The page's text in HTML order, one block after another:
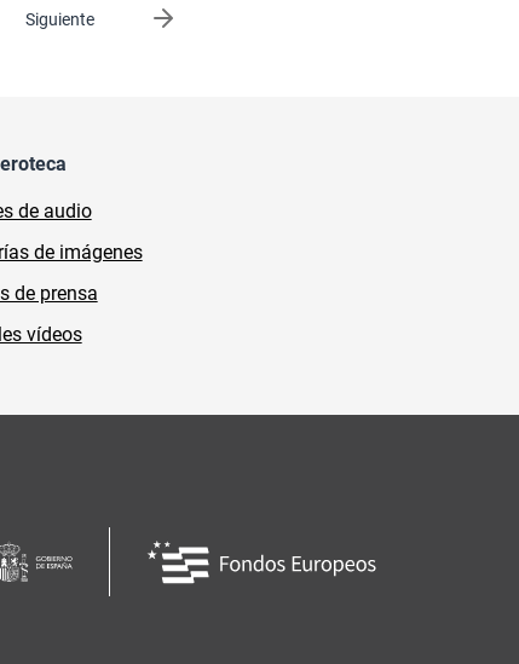
Siguiente
página
de audio
de imágenes
de prensa
vídeos